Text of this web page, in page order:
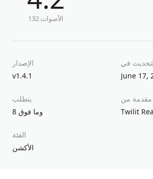
132 الأصوات
الإصدار
v1.4.1
في
June 17,
يتطلب
8 وما فوق
مقدمة من
Twilit
الفئة
الأكشن